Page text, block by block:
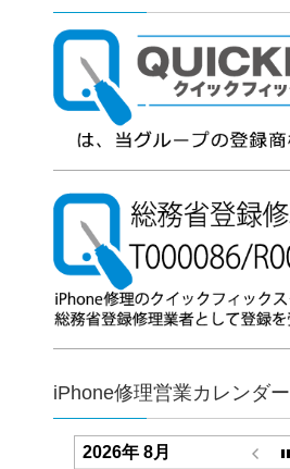
iPhone修理営業カレンダー
2026年 8月